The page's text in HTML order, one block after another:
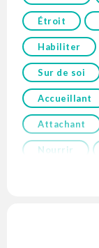
Étroit
Habiliter
Sur de soi
Accueillant
Attachant
Nourrir